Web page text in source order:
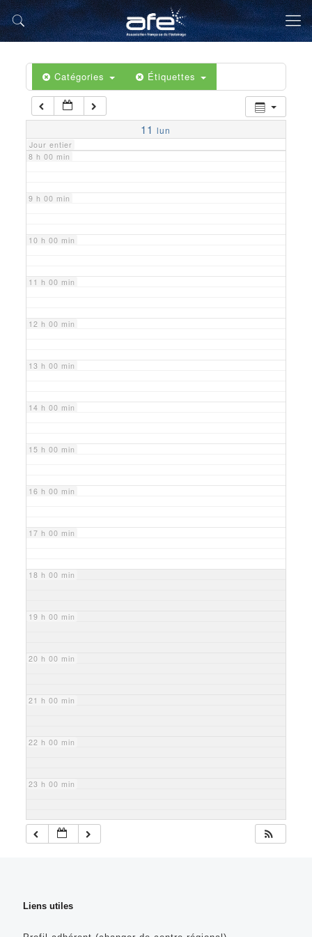
Catégories Étiquettes
11 lun
Jour entier
5 h 00 min
6 h 00 min
7 h 00 min
8 h 00 min
9 h 00 min
10 h 00 min
11 h 00 min
12 h 00 min
13 h 00 min
14 h 00 min
15 h 00 min
16 h 00 min
17 h 00 min
18 h 00 min
19 h 00 min
20 h 00 min
21 h 00 min
22 h 00 min
23 h 00 min
Liens utiles